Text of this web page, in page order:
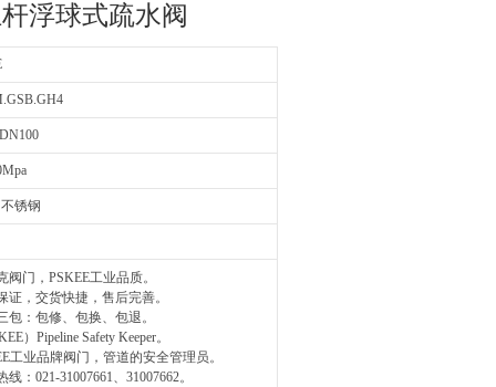
浮球式疏水阀
锈钢
阀门，PSKEE工业品质。
证，交货快捷，售后完善。
包：包修、包换、包退。
）Pipeline Safety Keeper。
工业品牌阀门，管道的安全管理员。
线：021-31007661、31007662。